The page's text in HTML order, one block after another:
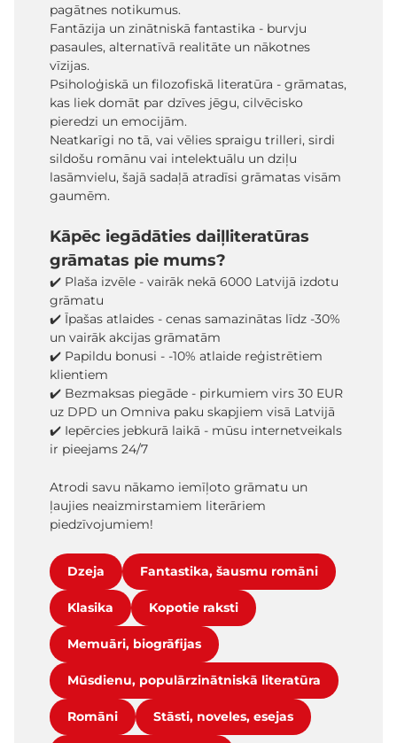
pagātnes notikumus.
Fantāzija un zinātniskā fantastika - burvju
pasaules, alternatīvā realitāte un nākotnes
vīzijas.
Psiholoģiskā un filozofiskā literatūra - grāmatas,
kas liek domāt par dzīves jēgu, cilvēcisko
pieredzi un emocijām.
Neatkarīgi no tā, vai vēlies spraigu trilleri, sirdi
sildošu romānu vai intelektuālu un dziļu
lasāmvielu, šajā sadaļā atradīsi grāmatas visām
gaumēm.
Kāpēc iegādāties daiļliteratūras
grāmatas pie mums?
✔️ Plaša izvēle - vairāk nekā 6000 Latvijā izdotu
grāmatu
✔️ Īpašas atlaides - cenas samazinātas līdz -30%
un vairāk akcijas grāmatām
✔️ Papildu bonusi - -10% atlaide reģistrētiem
klientiem
✔️ Bezmaksas piegāde - pirkumiem virs 30 EUR
uz DPD un Omniva paku skapjiem visā Latvijā
✔️ Iepērcies jebkurā laikā - mūsu internetveikals
ir pieejams 24/7
Atrodi savu nākamo iemīļoto grāmatu un
ļaujies neaizmirstamiem literāriem
piedzīvojumiem!
Dzeja Fantastika, šausmu romāni
Klasika Kopotie raksti
Memuāri, biogrāfijas
Mūsdienu, populārzinātniskā literatūra
Romāni Stāsti, noveles, esejas